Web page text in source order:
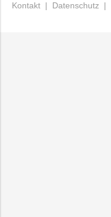
Kontakt | Datenschutz |